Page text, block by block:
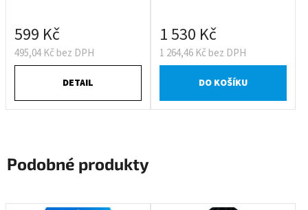
495,04 Kč bez DPH
599 Kč
DETAIL
1 264,46 Kč bez DPH
1 530 Kč
DO KOŠÍKU
Podobné produkty